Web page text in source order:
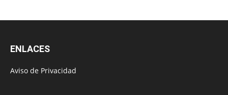
ENLACES
Aviso de Privacidad